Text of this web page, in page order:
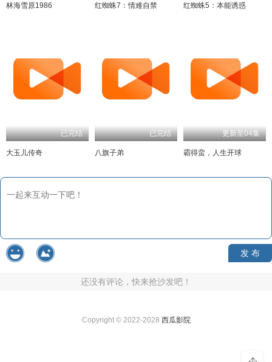
林海雪原1986 红蜘蛛7：情难自禁 红蜘蛛5：本能诱惑
已完结
大玉儿传奇
已完结
八旗子弟
更新至04集
霸得蛮，人生开球
发 布
还没有评论，快来抢沙发吧！
Copyright © 2022-2028 西瓜影院